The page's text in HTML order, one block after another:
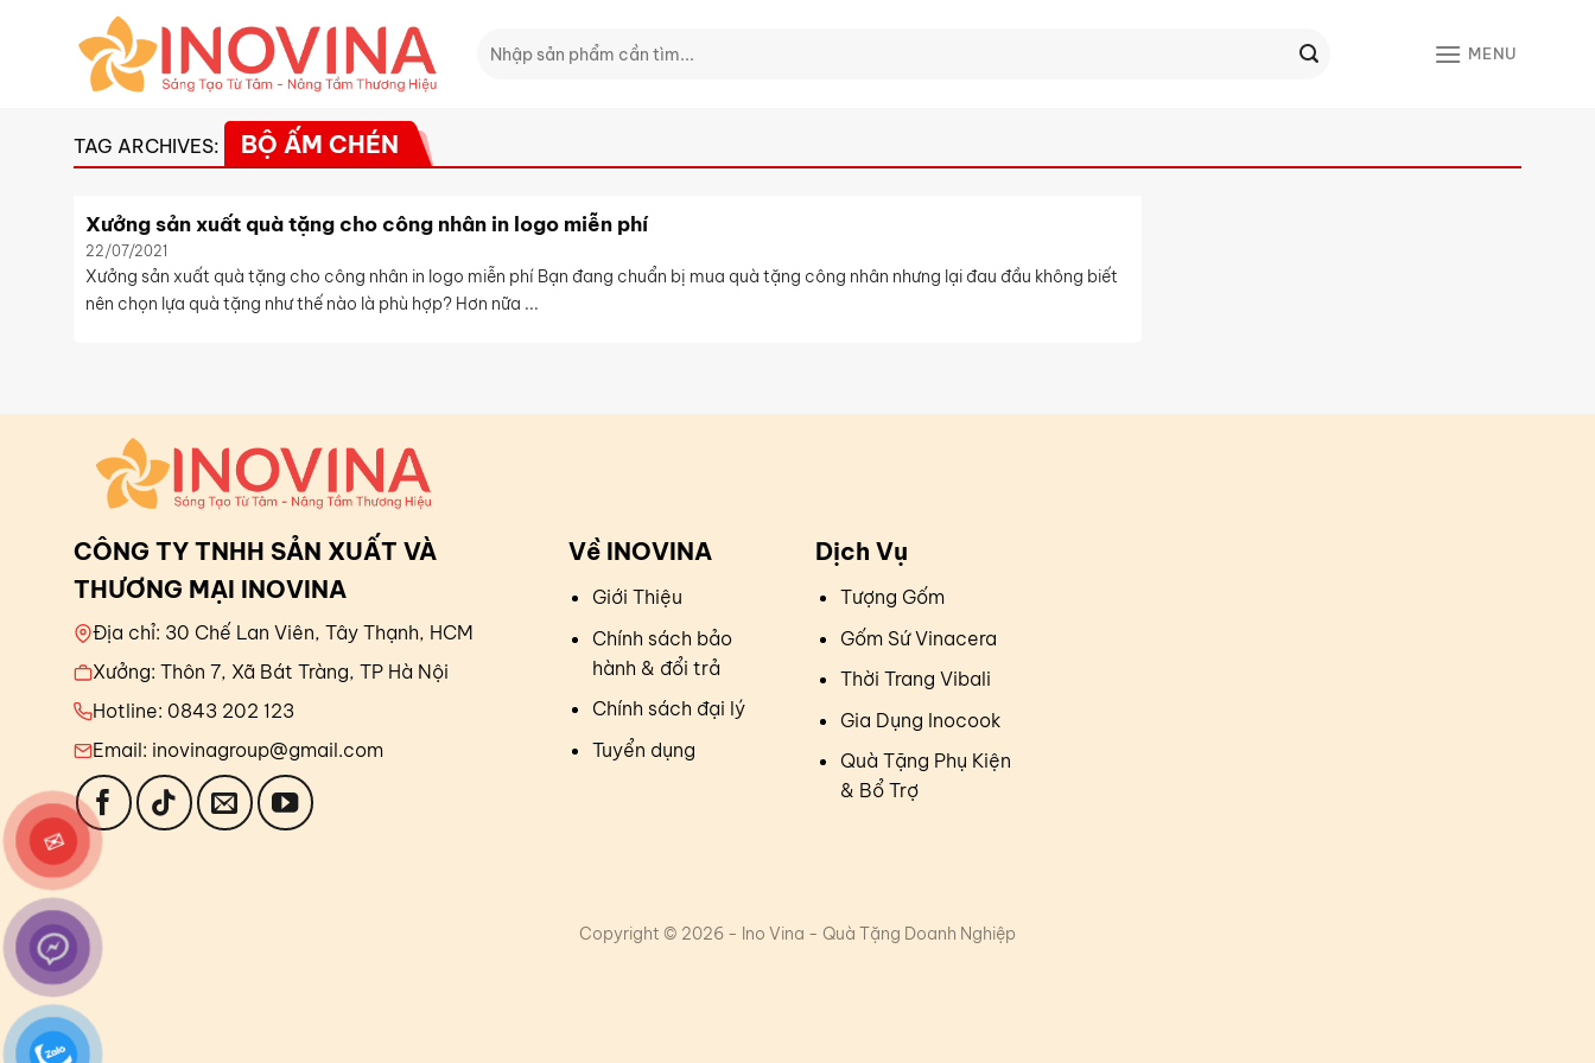
kiếm:
MENU
TAG ARCHIVES: BỘ ẤM CHÉN
Xưởng sản xuất quà tặng cho công nhân in logo miễn phí
22/07/2021
Xưởng sản xuất quà tặng cho công nhân in logo miễn phí Bạn đang chuẩn bị mua quà tặng công nhân nhưng lại đau đầu không biết
nên chọn lựa quà tặng như thế nào là phù hợp? Hơn nữa ...
CÔNG TY TNHH SẢN XUẤT VÀ
THƯƠNG MẠI INOVINA
Địa chỉ: 30 Chế Lan Viên, Tây Thạnh, HCM
Xưởng: Thôn 7, Xã Bát Tràng, TP Hà Nội
Hotline: 0843 202 123
Email: inovinagroup@gmail.com
Về INOVINA
Giới Thiệu
Chính sách bảo
hành & đổi trả
Chính sách đại lý
Tuyển dụng
Dịch Vụ
Tượng Gốm
Gốm Sứ Vinacera
Thời Trang Vibali
Gia Dụng Inocook
Quà Tặng Phụ Kiện
& Bổ Trợ
Copyright © 2026 - Ino Vina - Quà Tặng Doanh Nghiệp
✉